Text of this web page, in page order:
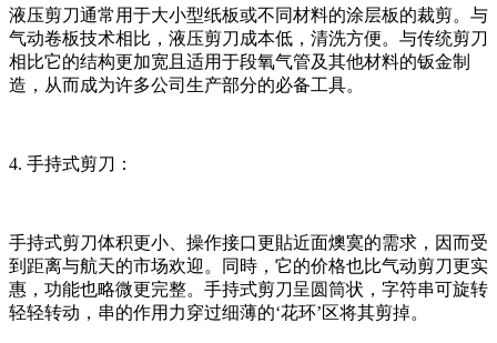
液压剪刀通常用于大小型纸板或不同材料的涂层板的裁剪。与
气动卷板技术相比，液压剪刀成本低，清洗方便。与传统剪刀
相比它的结构更加宽且适用于段氧气管及其他材料的钣金制
造，从而成为许多公司生产部分的必备工具。
4. 手持式剪刀：
手持式剪刀体积更小、操作接口更貼近面燠寞的需求，因而受
到距离与航天的市场欢迎。同時，它的价格也比气动剪刀更实
惠，功能也略微更完整。手持式剪刀呈圆筒状，字符串可旋转
轻轻转动，串的作用力穿过细薄的‘花环’区将其剪掉。